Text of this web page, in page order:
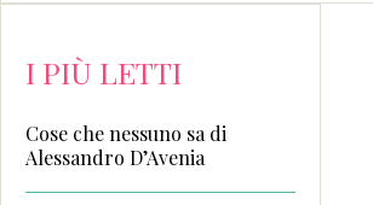
I PIÙ LETTI
Cose che nessuno sa di
Alessandro D’Avenia